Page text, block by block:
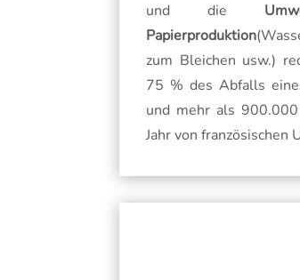
und die
Papierproduktion
zum Bleichen usw.)
75 % des Abfalls
und mehr als
Jahr von französischen